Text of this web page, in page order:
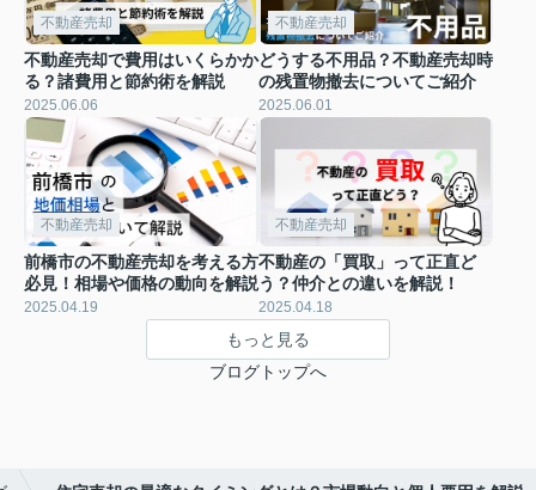
不動産売却
不動産売却で費用はいくらかか
る？諸費用と節約術を解説
2025.06.06
不動産売却
どうする不用品？不動産売却時
の残置物撤去についてご紹介
2025.06.01
不動産売却
前橋市の不動産売却を考える方
必見！相場や価格の動向を解説
2025.04.19
不動産売却
不動産の「買取」って正直ど
う？仲介との違いを解説！
2025.04.18
もっと見る
ブログトップへ